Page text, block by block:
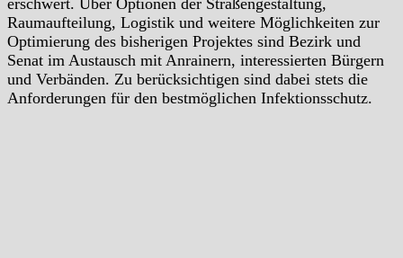
erschwert. Über Optionen der Straßengestaltung,
Raumaufteilung, Logistik und weitere Möglichkeiten zur
Optimierung des bisherigen Projektes sind Bezirk und
Senat im Austausch mit Anrainern, interessierten Bürgern
und Verbänden. Zu berücksichtigen sind dabei stets die
Anforderungen für den bestmöglichen Infektionsschutz.